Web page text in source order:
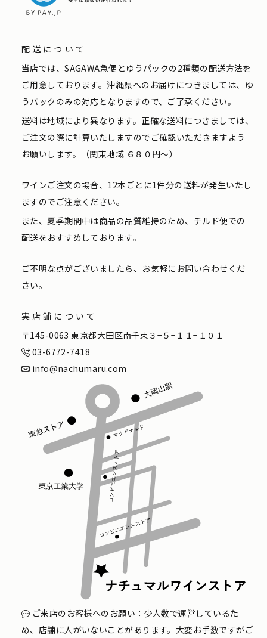
配送について
当店では、SAGAWA急便とゆうパックの2種類の配送方法を
ご用意しております。沖縄県へのお届けにつきましては、ゆ
うパックのみの対応となりますので、ご了承ください。
送料は地域により異なります。正確な送料につきましては、
ご注文の際に計算いたしますのでご確認いただきますよう
お願いします。（関東地域 ６８０円〜）
ワインご注文の場合、12本ごとに1件分の送料が発生いたし
ますのでご注意ください。
また、夏季期間中は商品の品質維持のため、チルド便での
配送をおすすめしております。
ご不明な点がございましたら、お気軽にお問い合わせくだ
さい。
実店舗について
〒145-0063 東京都大田区南千束３−５−１１−１０１
03-6772-7418
info@nachumaru.com
ご来店のお客様へのお願い：少人数で運営しているた
め、店舗に人がいないことがあります。大変お手数ですがご